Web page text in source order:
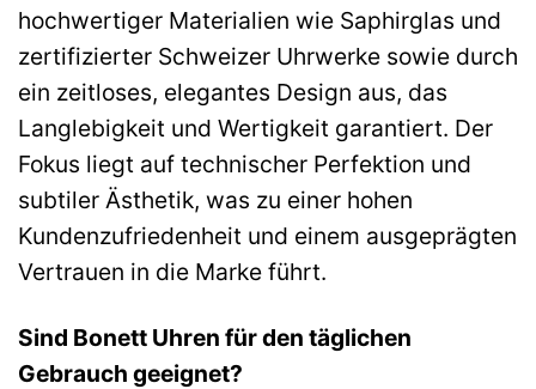
hochwertiger Materialien wie Saphirglas und
zertifizierter Schweizer Uhrwerke sowie durch
ein zeitloses, elegantes Design aus, das
Langlebigkeit und Wertigkeit garantiert. Der
Fokus liegt auf technischer Perfektion und
subtiler Ästhetik, was zu einer hohen
Kundenzufriedenheit und einem ausgeprägten
Vertrauen in die Marke führt.
Sind Bonett Uhren für den täglichen
Gebrauch geeignet?